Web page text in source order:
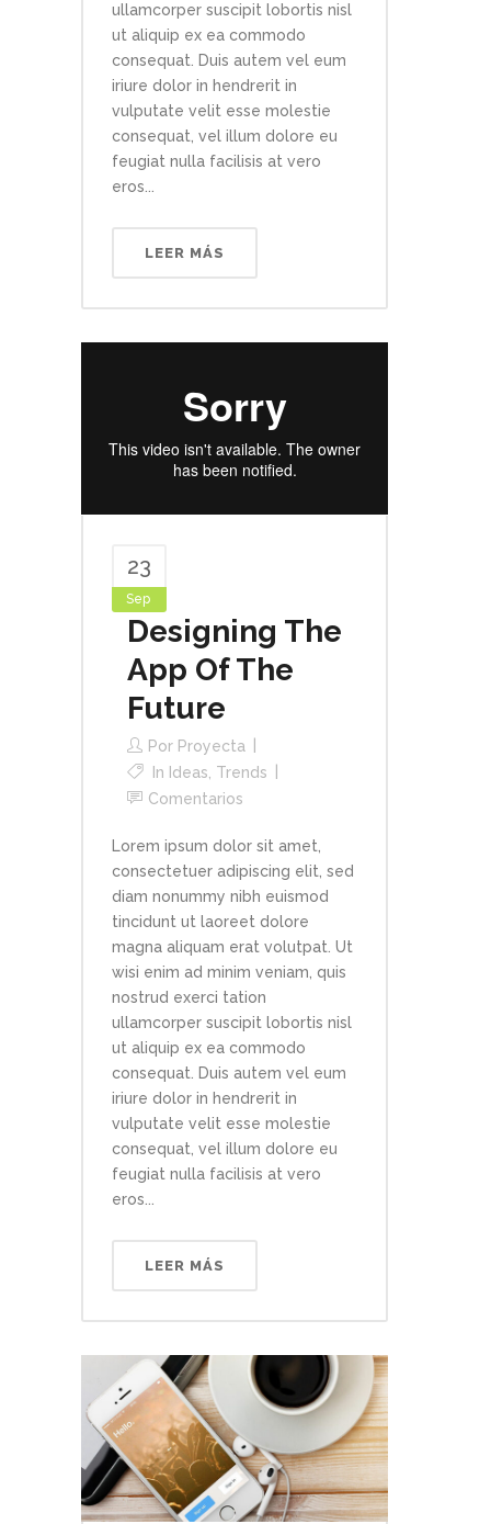
ullamcorper suscipit lobortis nisl
ut aliquip ex ea commodo
consequat. Duis autem vel eum
iriure dolor in hendrerit in
vulputate velit esse molestie
consequat, vel illum dolore eu
feugiat nulla facilisis at vero
eros...
LEER MÁS
23
Sep
Designing The
App Of The
Future
Por Proyecta
In Ideas Trends
Comentarios
Lorem ipsum dolor sit amet,
consectetuer adipiscing elit, sed
diam nonummy nibh euismod
tincidunt ut laoreet dolore
magna aliquam erat volutpat. Ut
wisi enim ad minim veniam, quis
nostrud exerci tation
ullamcorper suscipit lobortis nisl
ut aliquip ex ea commodo
consequat. Duis autem vel eum
iriure dolor in hendrerit in
vulputate velit esse molestie
consequat, vel illum dolore eu
feugiat nulla facilisis at vero
eros...
LEER MÁS